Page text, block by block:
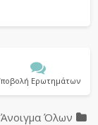
Ερωτημάτων
Άνοιγμα Όλων